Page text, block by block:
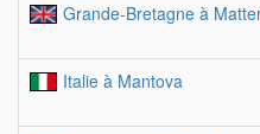
Grande-Bretagne à
Italie à Mantova